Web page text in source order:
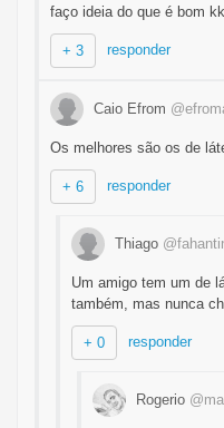
faço ideia do que é bom
+ 3 responder
Caio Efrom
Os melhores são os de
+ 6 responder
Thiago
Um amigo tem um de
também, mas nunca
+ 0 responder
Rogerio